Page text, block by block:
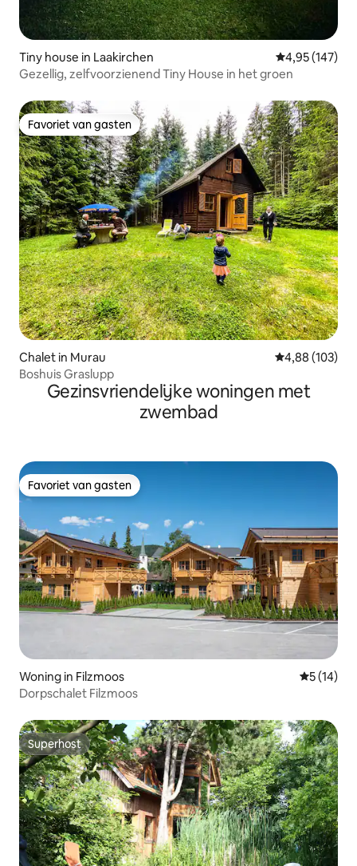
Tiny house in Laakirchen Gemiddelde
4,95 (147)
Gezellig, zelfvoorzienend Tiny House in het groen
Favoriet van gasten
Favoriet van gasten
Chalet in Murau Gemiddelde
4,88 (103)
Boshuis Graslupp
Gezinsvriendelijke woningen met
zwembad
Favoriet van gasten
Favoriet van gasten
Woning in Filzmoos
5 (14)
Dorpschalet Filzmoos
Superhost
Superhost